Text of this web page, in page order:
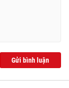
Gửi bình luận